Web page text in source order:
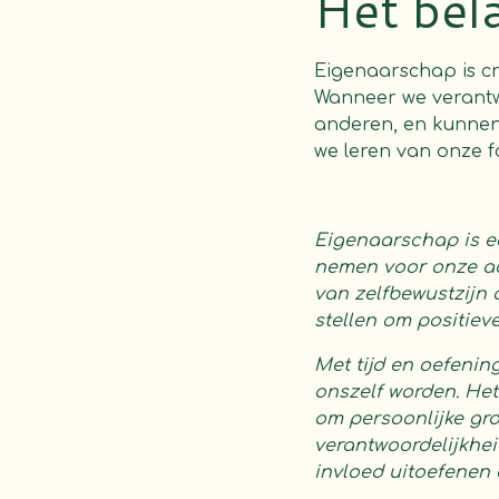
Eigenaarschap is
Wanneer we
anderen, en
we leren van onze
Eigenaarschap is
nemen voor onze
van zelfbewustzijn
stellen om
Met tijd en
onszelf worden.
om persoonlijke
invloed uitoefenen